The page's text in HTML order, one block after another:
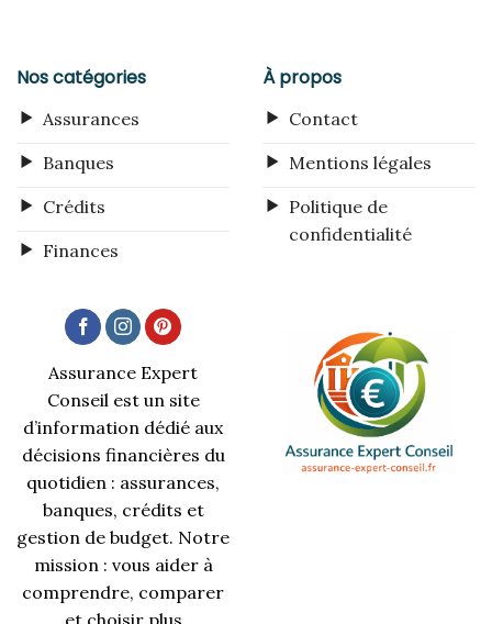
Nos catégories
Assurances
Banques
Crédits
Finances
À propos
Contact
Mentions légales
Politique de
confidentialité
Assurance Expert
Conseil est un site
d’information dédié aux
décisions financières du
quotidien : assurances,
banques, crédits et
gestion de budget. Notre
mission : vous aider à
comprendre, comparer